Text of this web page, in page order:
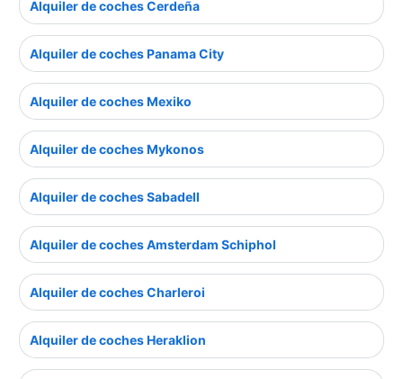
Alquiler de coches Cerdeña
Alquiler de coches Panama City
Alquiler de coches Mexiko
Alquiler de coches Mykonos
Alquiler de coches Sabadell
Alquiler de coches Amsterdam Schiphol
Alquiler de coches Charleroi
Alquiler de coches Heraklion